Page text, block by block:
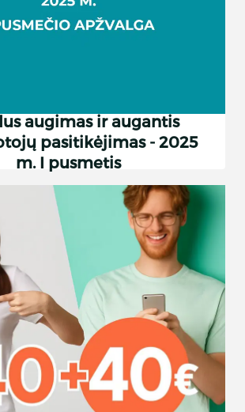
augimas ir augantis
pasitikėjimas - 2025
m. I pusmetis